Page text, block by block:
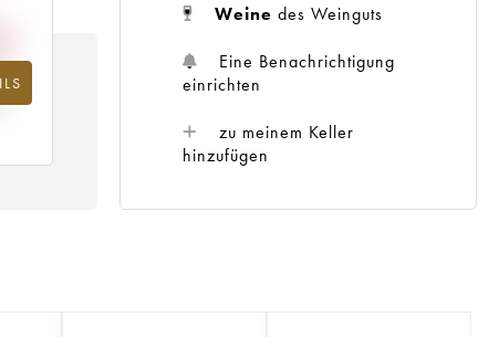
Weine des Weinguts
Eine Benachrichtigung
einrichten
zu meinem Keller
hinzufügen